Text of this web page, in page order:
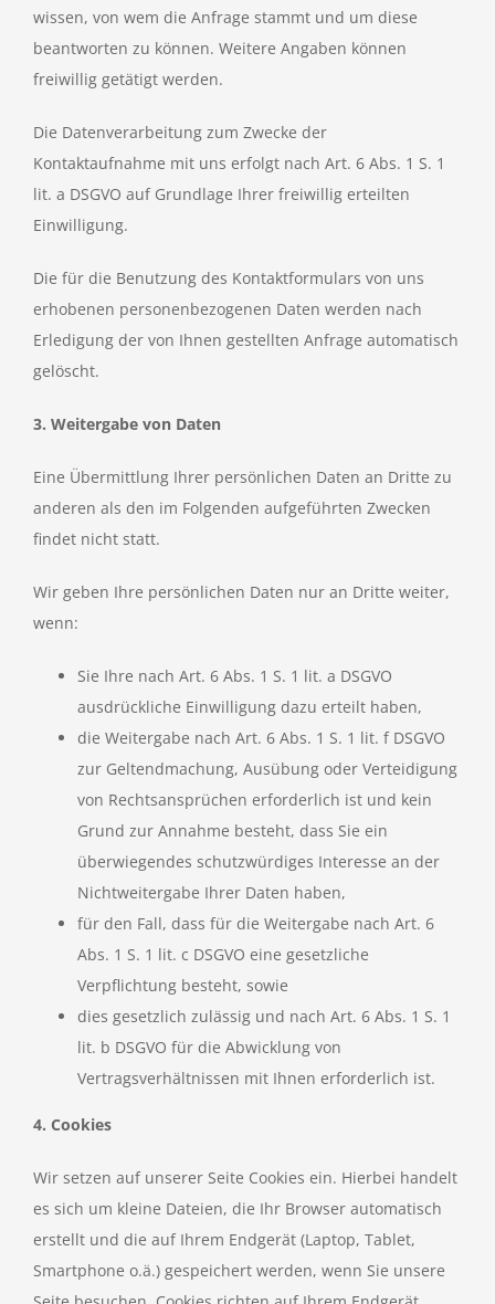
wissen, von wem die Anfrage stammt und um diese
beantworten zu können. Weitere Angaben können
freiwillig getätigt werden.
Die Datenverarbeitung zum Zwecke der
Kontaktaufnahme mit uns erfolgt nach Art. 6 Abs. 1 S. 1
lit. a DSGVO auf Grundlage Ihrer freiwillig erteilten
Einwilligung.
Die für die Benutzung des Kontaktformulars von uns
erhobenen personenbezogenen Daten werden nach
Erledigung der von Ihnen gestellten Anfrage automatisch
gelöscht.
3. Weitergabe von Daten
Eine Übermittlung Ihrer persönlichen Daten an Dritte zu
anderen als den im Folgenden aufgeführten Zwecken
findet nicht statt.
Wir geben Ihre persönlichen Daten nur an Dritte weiter,
wenn:
Sie Ihre nach Art. 6 Abs. 1 S. 1 lit. a DSGVO
ausdrückliche Einwilligung dazu erteilt haben,
die Weitergabe nach Art. 6 Abs. 1 S. 1 lit. f DSGVO
zur Geltendmachung, Ausübung oder Verteidigung
von Rechtsansprüchen erforderlich ist und kein
Grund zur Annahme besteht, dass Sie ein
überwiegendes schutzwürdiges Interesse an der
Nichtweitergabe Ihrer Daten haben,
für den Fall, dass für die Weitergabe nach Art. 6
Abs. 1 S. 1 lit. c DSGVO eine gesetzliche
Verpflichtung besteht, sowie
dies gesetzlich zulässig und nach Art. 6 Abs. 1 S. 1
lit. b DSGVO für die Abwicklung von
Vertragsverhältnissen mit Ihnen erforderlich ist.
4. Cookies
Wir setzen auf unserer Seite Cookies ein. Hierbei handelt
es sich um kleine Dateien, die Ihr Browser automatisch
erstellt und die auf Ihrem Endgerät (Laptop, Tablet,
Smartphone o.ä.) gespeichert werden, wenn Sie unsere